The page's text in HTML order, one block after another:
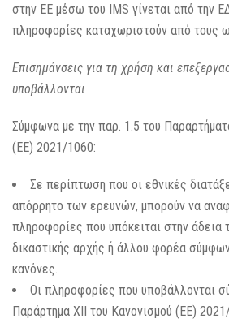
στην ΕΕ μέσω του IMS γίνεται από την
πληροφορίες καταχωριστούν από τους
Επισημάνσεις για τη χρήση και
υποβάλλονται
Σύμφωνα με την παρ. 1.5 του
(ΕΕ) 2021/1060:
Σε περίπτωση που οι εθνικές
απόρρητο των ερευνών, μπορούν να
πληροφορίες που υπόκειται στην άδεια
δικαστικής αρχής ή άλλου φορέα
κανόνες.
Οι πληροφορίες που υποβάλλονται
Παράρτημα ΧΙΙ του Κανονισμού (ΕΕ)